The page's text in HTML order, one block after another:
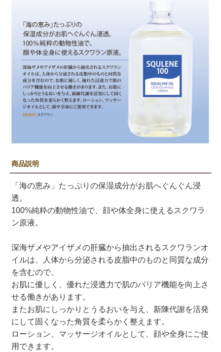
商品説明
「海の恵み」たっぷりの保湿成分がお肌へぐんぐん浸
透。
100%純粋の動物性油で、顔や体全身に使えるスクワラ
ン原液。
深海ザメやアイザメの肝臓から抽出されるスクワランオ
イルは、人体から分泌される皮脂中のものと同質な成分
を含むので、
お肌に優しく、優れた浸透力で肌のバリア機能を向上さ
せる働きがあります。
またお肌にしっかりとうるおいを与え、新陳代謝を活発
にして固くなった角質を柔らかく整えます。
ローション、マッサージオイルとして、顔や全身にご使
用できます。